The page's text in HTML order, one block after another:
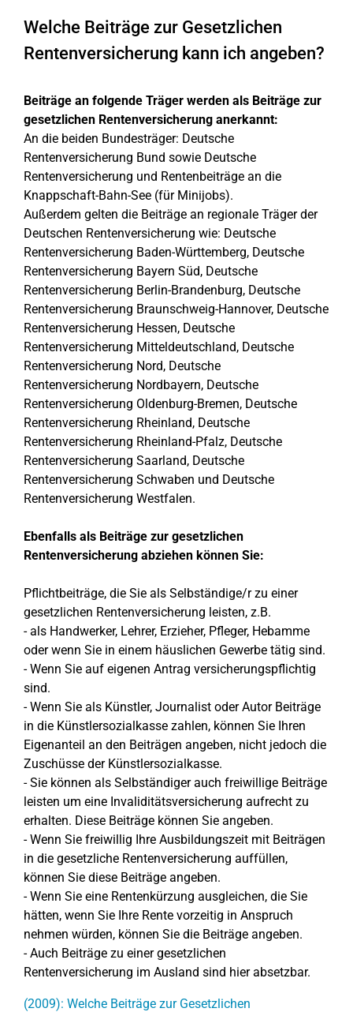
Welche Beiträge zur Gesetzlichen
Rentenversicherung kann ich angeben?
Beiträge an folgende Träger werden als Beiträge zur
gesetzlichen Rentenversicherung anerkannt:
An die beiden Bundesträger: Deutsche
Rentenversicherung Bund sowie Deutsche
Rentenversicherung und Rentenbeiträge an die
Knappschaft-Bahn-See (für Minijobs).
Außerdem gelten die Beiträge an regionale Träger der
Deutschen Rentenversicherung wie: Deutsche
Rentenversicherung Baden-Württemberg, Deutsche
Rentenversicherung Bayern Süd, Deutsche
Rentenversicherung Berlin-Brandenburg, Deutsche
Rentenversicherung Braunschweig-Hannover, Deutsche
Rentenversicherung Hessen, Deutsche
Rentenversicherung Mitteldeutschland, Deutsche
Rentenversicherung Nord, Deutsche
Rentenversicherung Nordbayern, Deutsche
Rentenversicherung Oldenburg-Bremen, Deutsche
Rentenversicherung Rheinland, Deutsche
Rentenversicherung Rheinland-Pfalz, Deutsche
Rentenversicherung Saarland, Deutsche
Rentenversicherung Schwaben und Deutsche
Rentenversicherung Westfalen.
Ebenfalls als Beiträge zur gesetzlichen
Rentenversicherung abziehen können Sie:
Pflichtbeiträge, die Sie als Selbständige/r zu einer
gesetzlichen Rentenversicherung leisten, z.B.
- als Handwerker, Lehrer, Erzieher, Pfleger, Hebamme
oder wenn Sie in einem häuslichen Gewerbe tätig sind.
- Wenn Sie auf eigenen Antrag versicherungspflichtig
sind.
- Wenn Sie als Künstler, Journalist oder Autor Beiträge
in die Künstlersozialkasse zahlen, können Sie Ihren
Eigenanteil an den Beiträgen angeben, nicht jedoch die
Zuschüsse der Künstlersozialkasse.
- Sie können als Selbständiger auch freiwillige Beiträge
leisten um eine Invaliditätsversicherung aufrecht zu
erhalten. Diese Beiträge können Sie angeben.
- Wenn Sie freiwillig Ihre Ausbildungszeit mit Beiträgen
in die gesetzliche Rentenversicherung auffüllen,
können Sie diese Beiträge angeben.
- Wenn Sie eine Rentenkürzung ausgleichen, die Sie
hätten, wenn Sie Ihre Rente vorzeitig in Anspruch
nehmen würden, können Sie die Beiträge angeben.
- Auch Beiträge zu einer gesetzlichen
Rentenversicherung im Ausland sind hier absetzbar.
(2009): Welche Beiträge zur Gesetzlichen